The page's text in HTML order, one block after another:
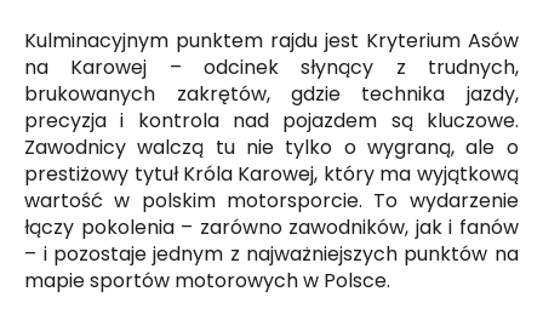
Kulminacyjnym punktem rajdu jest Kryterium Asów
na Karowej – odcinek słynący z trudnych,
brukowanych zakrętów, gdzie technika jazdy,
precyzja i kontrola nad pojazdem są kluczowe.
Zawodnicy walczą tu nie tylko o wygraną, ale o
prestiżowy tytuł Króla Karowej, który ma wyjątkową
wartość w polskim motorsporcie. To wydarzenie
łączy pokolenia – zarówno zawodników, jak i fanów
– i pozostaje jednym z najważniejszych punktów na
mapie sportów motorowych w Polsce.